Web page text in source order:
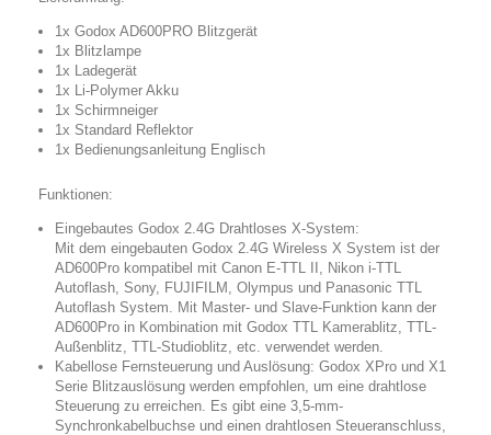
1x Godox AD600PRO Blitzgerät
1x Blitzlampe
1x Ladegerät
1x Li-Polymer Akku
1x Schirmneiger
1x Standard Reflektor
1x Bedienungsanleitung Englisch
Funktionen:
Eingebautes Godox 2.4G Drahtloses X-System:
Mit dem eingebauten Godox 2.4G Wireless X System ist der
AD600Pro kompatibel mit Canon E-TTL II, Nikon i-TTL
Autoflash, Sony, FUJIFILM, Olympus und Panasonic TTL
Autoflash System. Mit Master- und Slave-Funktion kann der
AD600Pro in Kombination mit Godox TTL Kamerablitz, TTL-
Außenblitz, TTL-Studioblitz, etc. verwendet werden.
Kabellose Fernsteuerung und Auslösung: Godox XPro und X1
Serie Blitzauslösung werden empfohlen, um eine drahtlose
Steuerung zu erreichen. Es gibt eine 3,5-mm-
Synchronkabelbuchse und einen drahtlosen Steueranschluss,